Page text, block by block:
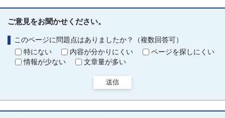
ご意見をお聞かせください。
このページに問題点はありましたか？（複数回答可）
特にない
内容が分かりにくい
ページを探しにくい
情報が少ない
文章量が多い
送信